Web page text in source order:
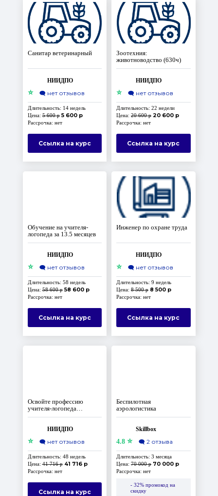
Санитар ветеринарный
НИИДПО
⭐ 🗨️ нет отзывов
Длительность: 14 недель
Цена:5 600 р 5 600 р
Рассрочка: нет
Ссылка на курс
Зоотехния:
животноводство (630ч)
НИИДПО
⭐ 🗨️ нет отзывов
Длительность: 22 недели
Цена: 20 600 р 20 600 р
Рассрочка: нет
Ссылка на курс
Обучение на учителя-
логопеда за 13.5 месяцев
НИИДПО
⭐ 🗨️ нет отзывов
Длительность: 58 недель
Цена:58 600 р 58 600 р
Рассрочка: нет
Ссылка на курс
Инженер по охране труда
НИИДПО
⭐ 🗨️ нет отзывов
Длительность: 9 недель
Цена: 8 500 р 8 500 р
Рассрочка: нет
Ссылка на курс
Освойте профессию
учителя-логопеда
дистанционно
НИИДПО
⭐ 🗨️ нет отзывов
Длительность: 48 недель
Цена:41 716 р 41 716 р
Рассрочка: нет
Ссылка на курс
Беспилотная
аэрологистика
Skillbox
4.8 ⭐ 🗨️ 2 отзыва
Длительность: 3 месяца
Цена: 70 000 р 70 000 р
Рассрочка: нет
- 32% промокод на
скидку